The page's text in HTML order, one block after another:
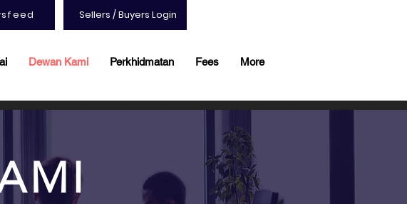
Dewan Kami Perkhidmatan Fees More
Sellers / Buyers Login